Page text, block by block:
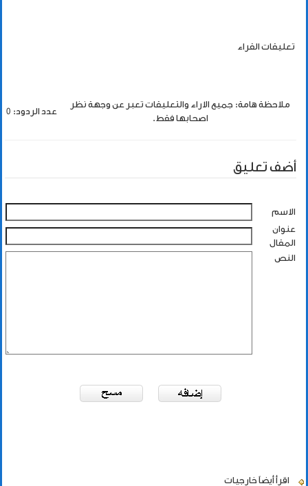
تعليقات القراء
ملاحظة هامة: جميع الاراء والتعليقات تعبر عن وجهة نظر
اصحابها فقط.
عدد الردود: 0
أضف تعليق
الاسم
عنوان
المقال
النص
اقرأ أيضاً خارجيات